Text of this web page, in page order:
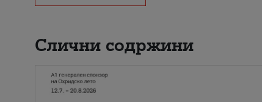
Слични содржини